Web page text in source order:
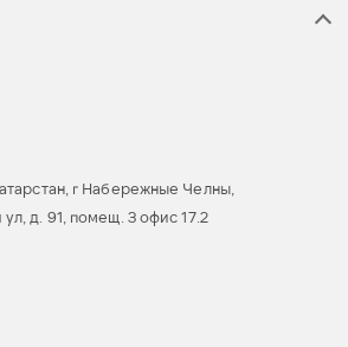
г Набережные Челны,
д. 91, помещ. 3 офис 17.2